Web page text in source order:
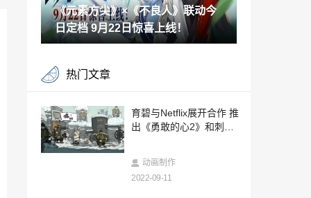
NASA发现两颗“超级地球” 距离约100光年
2022-09-10
日本美少女大槻りこ福利图赏 感受性感的
魅力！
2022-09-10
3DM轻松一刻第827期 女仆装少女将大爷
《元素方尖》×《不良人》联动今
日定档 9月22日惊喜上线！
热门文章
育碧与Netflix展开合作 推
出《勇敢的心2》和刺客
动画制作
2022-09-11